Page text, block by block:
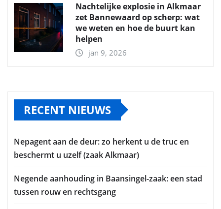
Nachtelijke explosie in Alkmaar
zet Bannewaard op scherp: wat
we weten en hoe de buurt kan
helpen
jan 9, 2026
RECENT NIEUWS
Nepagent aan de deur: zo herkent u de truc en
beschermt u uzelf (zaak Alkmaar)
Negende aanhouding in Baansingel-zaak: een stad
tussen rouw en rechtsgang